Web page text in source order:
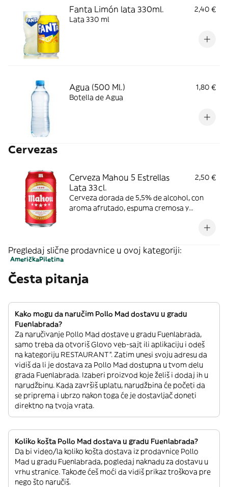
Fanta Limón lata 330ml.
2,40 €
Lata 330 ml
Agua (500 Ml.)
1,80 €
Botella de Agua
Cervezas
Cerveza Mahou 5 Estrellas
Lata 33cl.
2,50 €
Cerveza dorada de 5,5% de alcohol, con
aroma afrutado, espuma cremosa y
Pregledaj slične prodavnice u ovoj kategoriji:
AmeričkaPiletina
Česta pitanja
Kako mogu da naručim Pollo Mad dostavu u gradu
Fuenlabrada?
Za naručivanje Pollo Mad dostave u gradu Fuenlabrada,
samo treba da otvoriš Glovo veb-sajt ili aplikaciju i odeš
na kategoriju RESTAURANT”. Zatim unesi svoju adresu da
vidiš da li je dostava za Pollo Mad dostupna u tvom delu
grada Fuenlabrada. Izaberi proizvod koje želiš i dodaj ih u
narudžbinu. Kada završiš uplatu, narudžbina će početi da
se priprema i ubrzo nakon toga će je dostavljač doneti
direktno na tvoja vrata.
Koliko košta Pollo Mad dostava u gradu Fuenlabrada?
Da bi video/la koliko košta dostava iz prodavnice Pollo
Mad u gradu Fuenlabrada, pogledaj naknadu za dostavu u
vrhu stranice. Takođe ćeš moći da vidiš prikaz troškova pre
nego što naručiš.